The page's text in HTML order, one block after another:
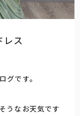
レス
グです。
うなお天気です